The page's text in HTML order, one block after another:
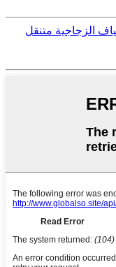
الزجاجية متنقل